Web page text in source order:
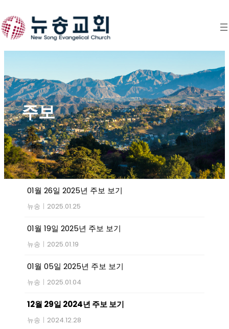
to
content
주보
01월 26일 2025년 주보 보기
뉴송 | 2025.01.25
01월 19일 2025년 주보 보기
뉴송 | 2025.01.19
01월 05일 2025년 주보 보기
뉴송 | 2025.01.04
12월 29일 2024년 주보 보기
뉴송 | 2024.12.28